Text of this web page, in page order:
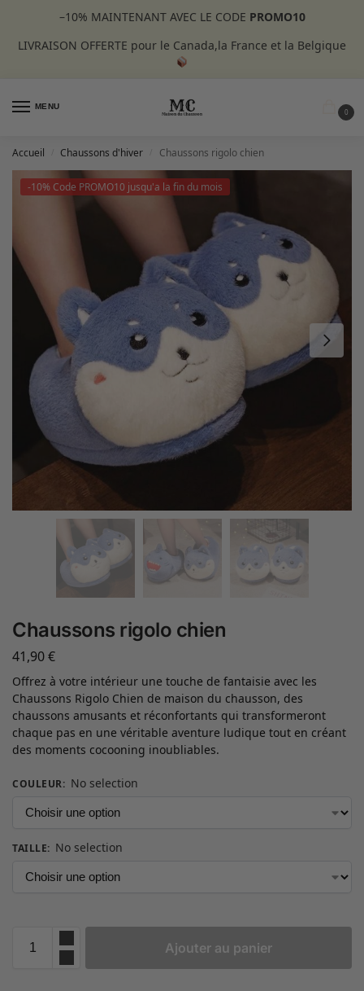
–10% MAINTENANT AVEC LE CODE PROMO10
LIVRAISON OFFERTE pour le Canada,la France et la Belgique
MENU
0
Accueil Chaussons d'hiver Chaussons rigolo chien
-10% Code PROMO10 jusqu'a la fin du mois
Chaussons rigolo chien
41,90€
Offrez à votre intérieur une touche de fantaisie avec les
Chaussons Rigolo Chien de maison du chausson, des
chaussons amusants et réconfortants qui transformeront
chaque pas en une véritable aventure ludique tout en créant
des moments cocooning inoubliables.
COULEUR: No selection
TAILLE: No selection
Ajouter au panier